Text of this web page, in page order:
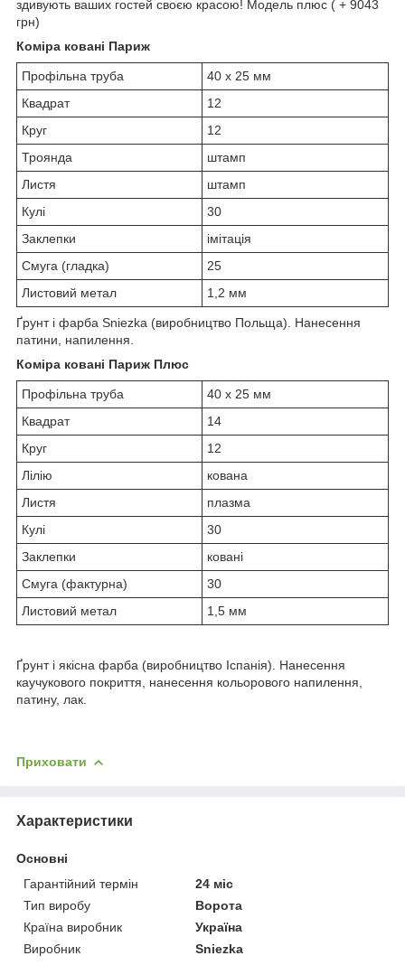
здивують ваших гостей своєю красою! Модель плюс ( + 9043
грн)
Коміра ковані Париж
Профільна труба
40 х 25 мм
Квадрат
12
Круг
12
Троянда
штамп
Листя
штамп
Кулі
30
Заклепки
імітація
Смуга (гладка)
25
Листовий метал
1,2 мм
Ґрунт і фарба Sniezka (виробництво Польща). Нанесення
патини, напилення.
Коміра ковані Париж Плюс
Профільна труба
40 х 25 мм
Квадрат
14
Круг
12
Лілію
кована
Листя
плазма
Кулі
30
Заклепки
ковані
Смуга (фактурна)
30
Листовий метал
1,5 мм
Ґрунт і якісна фарба (виробництво Іспанія). Нанесення
каучукового покриття, нанесення кольорового напилення,
патину, лак.
Приховати
Характеристики
Основні
Гарантійний термін
24 міс
Тип виробу
Ворота
Країна виробник
Україна
Виробник
Sniezka